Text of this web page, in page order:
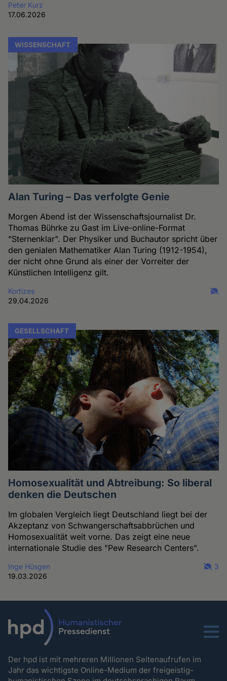
Peter Kurz
17.06.2026
WISSENSCHAFT
Alan Turing – Das verfolgte Genie
Morgen Abend ist der Wissenschaftsjournalist Dr.
Thomas Bührke zu Gast im Live-online-Format
"Sternenklar". Der Physiker und Buchautor spricht über
den genialen Mathematiker Alan Turing (1912-1954),
der nicht ohne Grund als einer der Vorreiter der
Künstlichen Intelligenz gilt.
Kortizes
29.04.2026
GESELLSCHAFT
Homosexualität und Abtreibung: So liberal
denken die Deutschen
Im globalen Vergleich liegt Deutschland liegt bei der
Akzeptanz von Schwangerschaftsabbrüchen und
Homosexualität weit vorne. Das zeigt eine neue
internationale Studie des "Pew Research Centers".
Inge Hüsgen
19.03.2026
3
Menu
Der hpd ist mit mehreren Millionen Seitenaufrufen im
Jahr das wichtigste Online-Medium der freigeistig-